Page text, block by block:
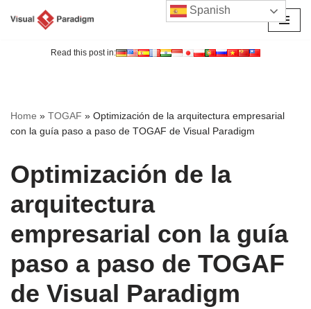
Read this post in:
Home » TOGAF » Optimización de la arquitectura empresarial
con la guía paso a paso de TOGAF de Visual Paradigm
Optimización de la
arquitectura
empresarial con la guía
paso a paso de TOGAF
de Visual Paradigm
Spanish